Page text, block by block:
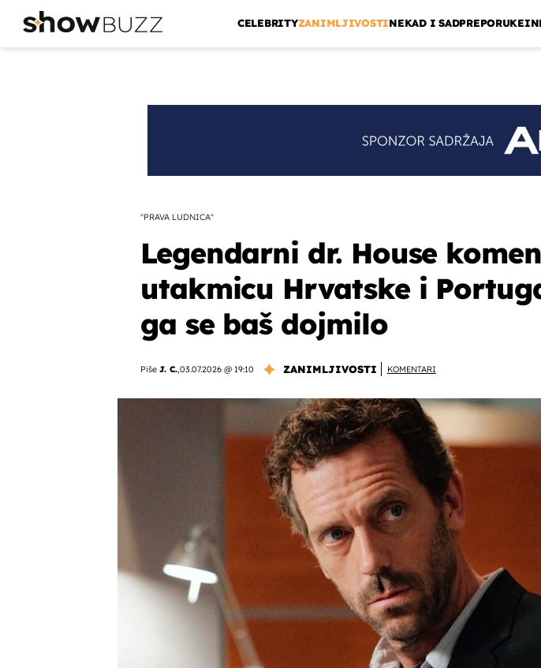
CELEBRITYZANIMLJIVOSTINEKAD I SADPREPORUKE
''PRAVA LUDNICA''
Legendarni dr. House
utakmicu Hrvatske i
ga se baš dojmilo
Piše J. C.,03.07.2026 @ 19:10 ZANIMLJIVOSTI KOMENTARI